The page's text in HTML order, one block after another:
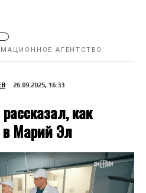
АГЕНТСТВО
26.09.2025, 16:33
как
Марий Эл